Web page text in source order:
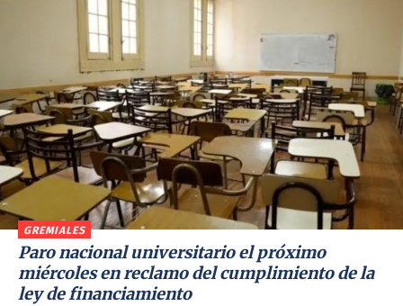
GREMIALES
Paro nacional universitario el próximo
miércoles en reclamo del cumplimiento de la
ley de financiamiento